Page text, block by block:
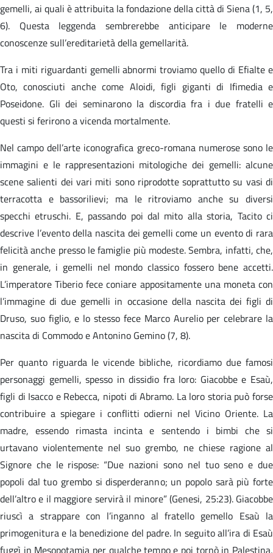
gemelli, ai quali è attribuita la fondazione della città di Siena (1, 5,
6). Questa leggenda sembrerebbe anticipare le moderne
conoscenze sull’ereditarietà della gemellarità.
Tra i miti riguardanti gemelli abnormi troviamo quello di Efialte e
Oto, conosciuti anche come Aloidi, figli giganti di Ifimedia e
Poseidone. Gli dei seminarono la discordia fra i due fratelli e
questi si ferirono a vicenda mortalmente.
Nel campo dell’arte iconografica greco-romana numerose sono le
immagini e le rappresentazioni mitologiche dei gemelli: alcune
scene salienti dei vari miti sono riprodotte soprattutto su vasi di
terracotta e bassorilievi; ma le ritroviamo anche su diversi
specchi etruschi. E, passando poi dal mito alla storia, Tacito ci
descrive l’evento della nascita dei gemelli come un evento di rara
felicità anche presso le famiglie più modeste. Sembra, infatti, che,
in generale, i gemelli nel mondo classico fossero bene accetti.
L’imperatore Tiberio fece coniare appositamente una moneta con
l’immagine di due gemelli in occasione della nascita dei figli di
Druso, suo figlio, e lo stesso fece Marco Aurelio per celebrare la
nascita di Commodo e Antonino Gemino (7, 8).
Per quanto riguarda le vicende bibliche, ricordiamo due famosi
personaggi gemelli, spesso in dissidio fra loro: Giacobbe e Esaù,
figli di Isacco e Rebecca, nipoti di Abramo. La loro storia può forse
contribuire a spiegare i conflitti odierni nel Vicino Oriente. La
madre, essendo rimasta incinta e sentendo i bimbi che si
urtavano violentemente nel suo grembo, ne chiese ragione al
Signore che le rispose: “Due nazioni sono nel tuo seno e due
popoli dal tuo grembo si disperderanno; un popolo sarà più forte
dell’altro e il maggiore servirà il minore” (Genesi, 25:23). Giacobbe
riuscì a strappare con l’inganno al fratello gemello Esaù la
primogenitura e la benedizione del padre. In seguito all’ira di Esaù
fuggì in Mesopotamia per qualche tempo e poi tornò in Palestina,